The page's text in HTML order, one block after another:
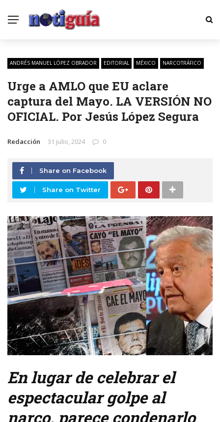
ANDRÉS MANUEL LÓPEZ OBRADOR EDITORIAL MÉXICO NARCOTRÁFICO
Urge a AMLO que EU aclare
captura del Mayo. LA VERSIÓN NO
OFICIAL. Por Jesús López Segura
Redacción 31 julio, 2024 0
Share on Facebook
Share on Twitter
En lugar de celebrar el
espectacular golpe al
narco, parece condenarlo